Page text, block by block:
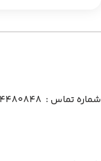
شماره تماس :‌ ۰۱۱۴۴۴۸۰۸۴۸